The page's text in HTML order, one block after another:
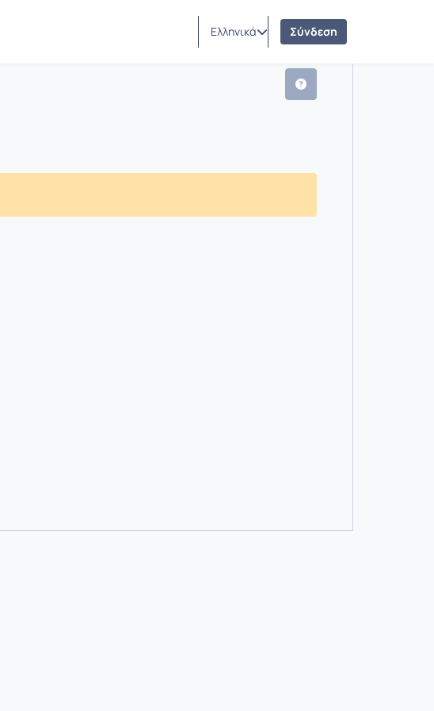
Ελληνικά Σύνδεση